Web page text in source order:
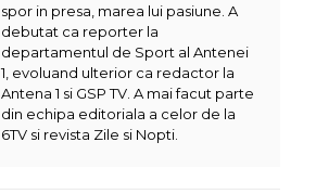
spor in presa, marea lui pasiune. A
debutat ca reporter la
departamentul de Sport al Antenei
1, evoluand ulterior ca redactor la
Antena 1 si GSP TV. A mai facut parte
din echipa editoriala a celor de la
6TV si revista Zile si Nopti.